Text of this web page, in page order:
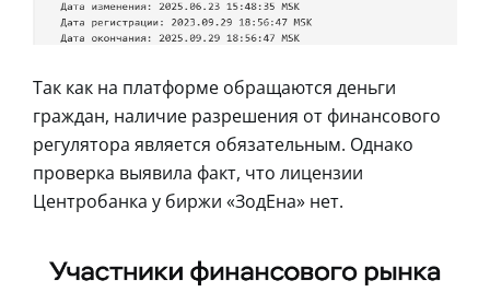
Так как на платформе обращаются деньги
граждан, наличие разрешения от финансового
регулятора является обязательным. Однако
проверка выявила факт, что лицензии
Центробанка у биржи «ЗодЕна» нет.